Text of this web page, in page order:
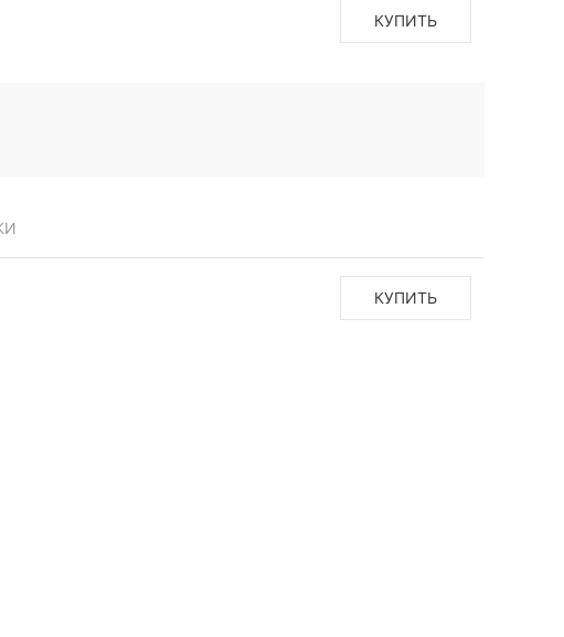
КУПИТЬ
КУПИТЬ